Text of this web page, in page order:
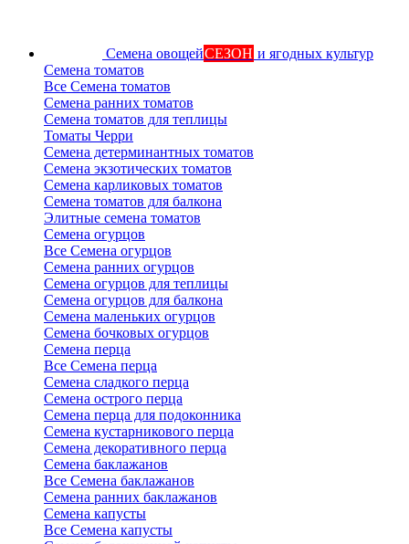
Семена овощейСЕЗОН и ягодных культур
Семена томатов
Все Семена томатов
Семена ранних томатов
Семена томатов для теплицы
Томаты Черри
Семена детерминантных томатов
Семена экзотических томатов
Семена карликовых томатов
Семена томатов для балкона
Элитные семена томатов
Семена огурцов
Все Семена огурцов
Семена ранних огурцов
Семена огурцов для теплицы
Семена огурцов для балкона
Семена маленьких огурцов
Семена бочковых огурцов
Семена перца
Все Семена перца
Семена сладкого перца
Семена острого перца
Семена перца для подоконника
Семена кустарникового перца
Семена декоративного перца
Семена баклажанов
Все Семена баклажанов
Семена ранних баклажанов
Семена капусты
Все Семена капусты